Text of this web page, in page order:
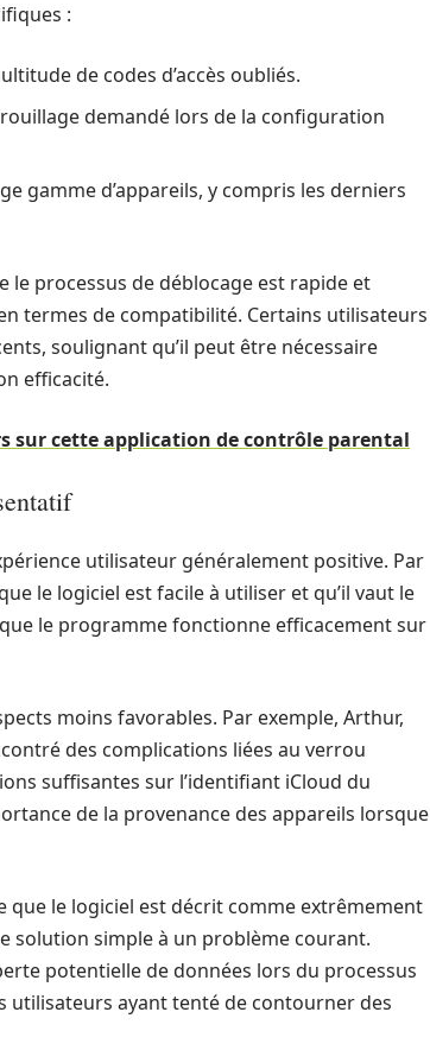
:
de codes d’accès oubliés.
demandé lors de la configuration
gamme d’appareils, y compris les derniers
processus de déblocage est rapide et
termes de compatibilité. Certains utilisateurs
soulignant qu’il peut être nécessaire
efficacité.
sur cette application de contrôle parental
utilisateur généralement positive. Par
le logiciel est facile à utiliser et qu’il vaut le
le programme fonctionne efficacement sur
moins favorables. Par exemple, Arthur,
des complications liées au verrou
suffisantes sur l’identifiant iCloud du
de la provenance des appareils lorsque
que le logiciel est décrit comme extrêmement
solution simple à un problème courant.
potentielle de données lors du processus
ayant tenté de contourner des